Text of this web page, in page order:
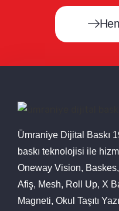
Ümraniye Dijital Baskı
baskı teknolojisi ile
Oneway Vision,
Afiş, Mesh, Roll Up, X
Magneti, Okul Taşıtı